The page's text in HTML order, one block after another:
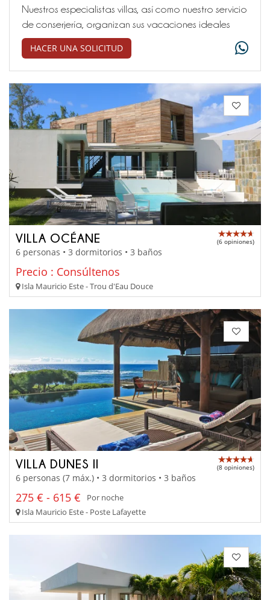
Nuestros especialistas villas, así como nuestro servicio
de conserjería, organizan sus vacaciones ideales
HACER UNA SOLICITUD
VILLA OCÉANE (6 opiniones)
6 personas • 3 dormitorios • 3 baños
Precio : Consúltenos
Isla Mauricio Este - Trou d'Eau Douce
VILLA DUNES II (8 opiniones)
6 personas (7 máx.) • 3 dormitorios • 3 baños
275 € - 615 €
Por noche
Isla Mauricio Este - Poste Lafayette